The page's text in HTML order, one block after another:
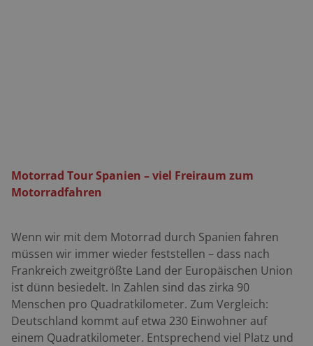
Motorrad Tour Spanien – viel Freiraum zum
Motorradfahren
Wenn wir mit dem Motorrad durch Spanien fahren
müssen wir immer wieder feststellen – dass nach
Frankreich zweitgrößte Land der Europäischen Union
ist dünn besiedelt. In Zahlen sind das zirka 90
Menschen pro Quadratkilometer. Zum Vergleich:
Deutschland kommt auf etwa 230 Einwohner auf
einem Quadratkilometer. Entsprechend viel Platz und